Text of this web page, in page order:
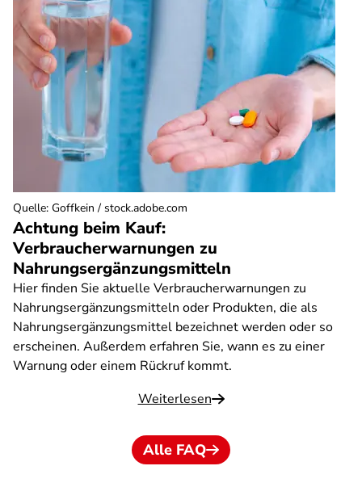
Achtung beim Kauf:
Verbraucherwarnungen zu
Nahrungsergänzungsmitteln
Hier finden Sie aktuelle Verbraucherwarnungen zu
Nahrungsergänzungsmitteln oder Produkten, die als
Nahrungsergänzungsmittel bezeichnet werden oder so
erscheinen. Außerdem erfahren Sie, wann es zu einer
Warnung oder einem Rückruf kommt.
Weiterlesen
Quelle: Goffkein / stock.adobe.com
Alle FAQ